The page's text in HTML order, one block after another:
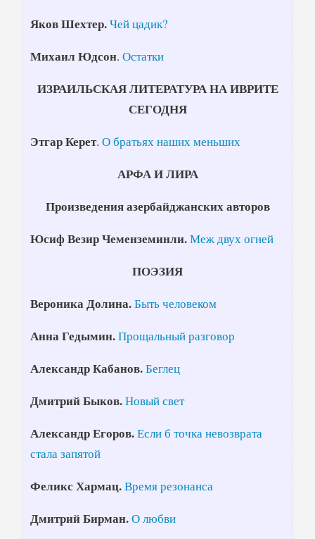
Яков Шехтер.Чей цадик?
Михаил Юдсон. Остатки
ИЗРАИЛЬСКАЯ ЛИТЕРАТУРА НА ИВРИТЕ
СЕГОДНЯ
Этгар Керет. О братьях наших меньших
АРФА И ЛИРА
Произведения азербайджанских авторов
Юсиф Везир Чеменземинли.Меж двух огней
ПОЭЗИЯ
Вероника Долина.Быть человеком
Анна Гедымин.Прощальный разговор
Александр Кабанов.Беглец
Дмитрий Быков.Новый свет
Александр Егоров.Если б точка невозврата
стала запятой
Феликс Хармац.Время резонанса
Дмитрий Бирман.О любви